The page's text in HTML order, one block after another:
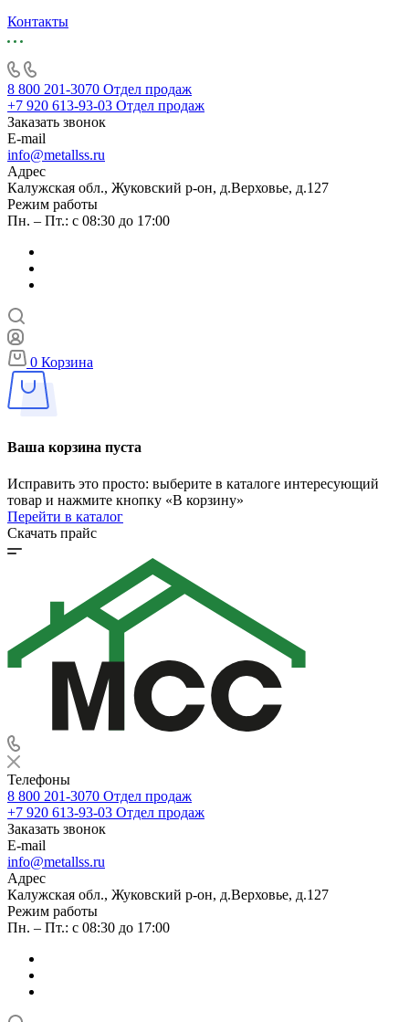
Контакты
8 800 201-3070 Отдел продаж
+7 920 613-93-03 Отдел продаж
Заказать звонок
E-mail
info@metallss.ru
Адрес
Калужская обл., Жуковский р-он, д.Верховье, д.127
Режим работы
Пн. – Пт.: с 08:30 до 17:00
0 Корзина
Ваша корзина пуста
Исправить это просто: выберите в каталоге интересующий
товар и нажмите кнопку «В корзину»
Перейти в каталог
Скачать прайс
Телефоны
8 800 201-3070 Отдел продаж
+7 920 613-93-03 Отдел продаж
Заказать звонок
E-mail
info@metallss.ru
Адрес
Калужская обл., Жуковский р-он, д.Верховье, д.127
Режим работы
Пн. – Пт.: с 08:30 до 17:00